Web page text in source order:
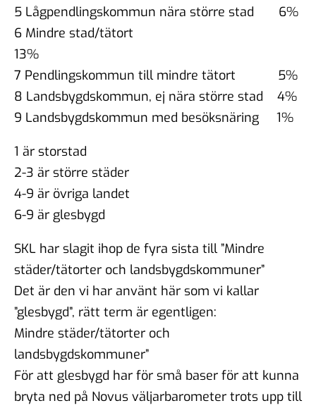
5 Lågpendlingskommun nära större stad 6%
6 Mindre stad/tätort
13%
7 Pendlingskommun till mindre tätort 5%
8 Landsbygdskommun, ej nära större stad 4%
9 Landsbygdskommun med besöksnäring 1%
1 är storstad
2-3 är större städer
4-9 är övriga landet
6-9 är glesbygd
SKL har slagit ihop de fyra sista till ”Mindre
städer/tätorter och landsbygdskommuner”
Det är den vi har använt här som vi kallar
”glesbygd”, rätt term är egentligen:
Mindre städer/tätorter och
landsbygdskommuner”
För att glesbygd har för små baser för att kunna
bryta ned på Novus väljarbarometer trots upp till